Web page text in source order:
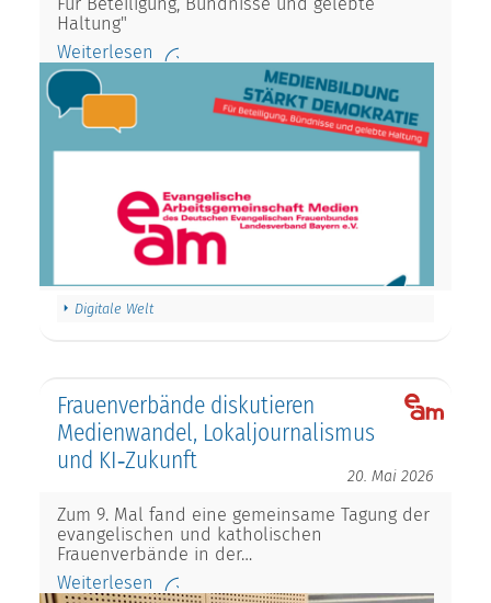
Für Beteiligung, Bündnisse und gelebte
Haltung"
Weiterlesen
Digitale Welt
Frauenverbände diskutieren
Medienwandel, Lokaljournalismus
und KI‑Zukunft
20. Mai 2026
Zum 9. Mal fand eine gemeinsame Tagung der
evangelischen und katholischen
Frauenverbände in der…
Weiterlesen